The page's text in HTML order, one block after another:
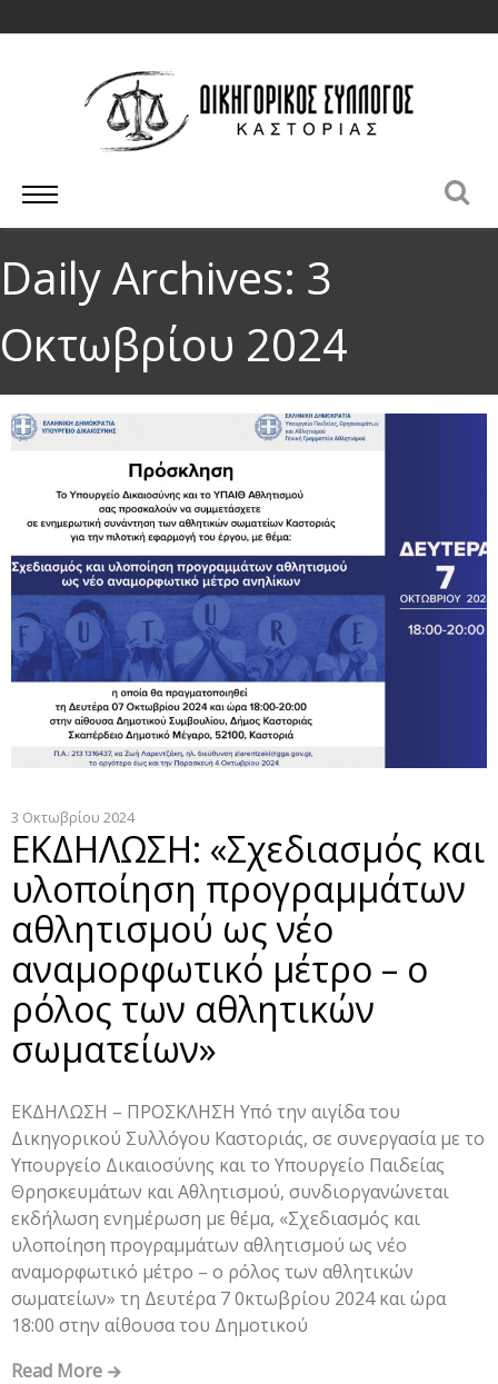
Daily Archives: 3
Οκτωβρίου 2024
3 Οκτωβρίου 2024
ΕΚΔΗΛΩΣΗ: «Σχεδιασμός και
υλοποίηση προγραμμάτων
αθλητισμού ως νέο
αναμορφωτικό μέτρο – ο
ρόλος των αθλητικών
σωματείων»
ΕΚΔΗΛΩΣΗ – ΠΡΟΣΚΛΗΣΗ Υπό την αιγίδα του
Δικηγορικού Συλλόγου Καστοριάς, σε συνεργασία με το
Υπουργείο Δικαιοσύνης και το Υπουργείο Παιδείας
Θρησκευμάτων και Αθλητισμού, συνδιοργανώνεται
εκδήλωση ενημέρωση με θέμα, «Σχεδιασμός και
υλοποίηση προγραμμάτων αθλητισμού ως νέο
αναμορφωτικό μέτρο – ο ρόλος των αθλητικών
σωματείων» τη Δευτέρα 7 0κτωβρίου 2024 και ώρα
18:00 στην αίθουσα του Δημοτικού
Read More